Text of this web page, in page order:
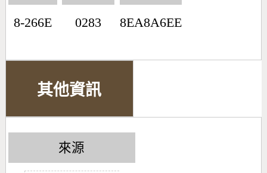
8-266E 0283 8EA8A6EE
其他資訊
來源